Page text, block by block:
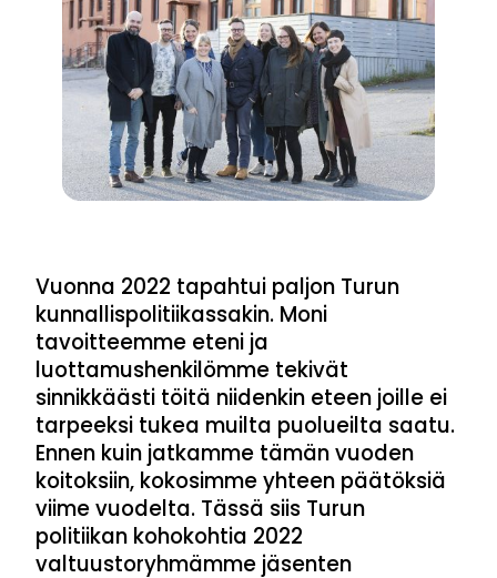
Vuonna 2022 tapahtui paljon Turun
kunnallispolitiikassakin. Moni
tavoitteemme eteni ja
luottamushenkilömme tekivät
sinnikkäästi töitä niidenkin eteen joille ei
tarpeeksi tukea muilta puolueilta saatu.
Ennen kuin jatkamme tämän vuoden
koitoksiin, kokosimme yhteen päätöksiä
viime vuodelta. Tässä siis Turun
politiikan kohokohtia 2022
valtuustoryhmämme jäsenten